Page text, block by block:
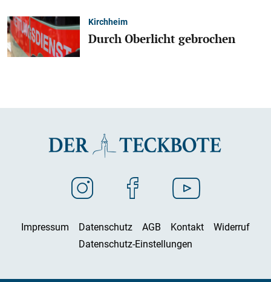
Kirchheim
Durch Oberlicht gebrochen
Impressum Datenschutz AGB Kontakt
Widerruf
Datenschutz-Einstellungen